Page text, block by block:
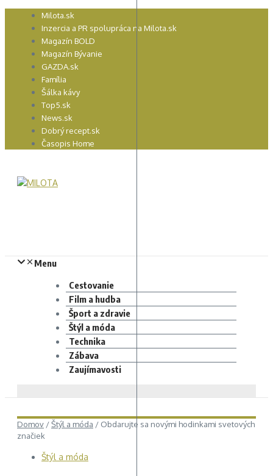
Preskočiť Milota.sk
Inzercia a PR spolupráca na Milota.sk
Magazín BOLD
Magazín Bývanie
GAZDA.sk
Família
Šálka kávy
Top5.sk
News.sk
Dobrý recept.sk
Časopis Home
Menu
Cestovanie
Film a hudba
Šport a zdravie
Štýl a móda
Technika
Zábava
Zaujímavosti
Domov /Štýl a móda / Obdarujte sa novými hodinkami svetových
značiek
Štýl a móda